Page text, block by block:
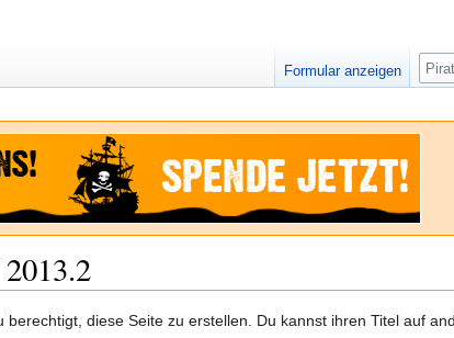
diese Seite zu erstellen. Du kannst ihren Titel auf
Formular anzeigen